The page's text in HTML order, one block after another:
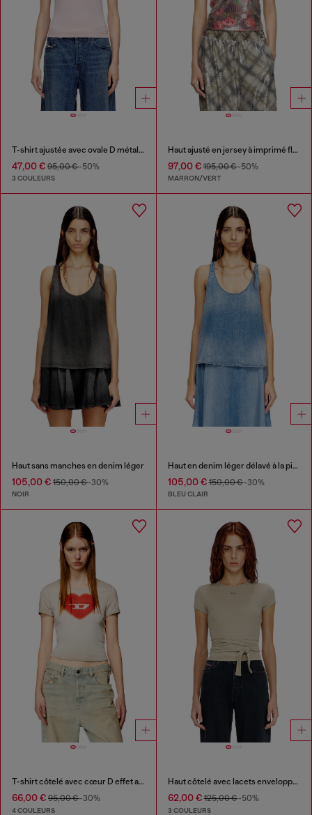
T-shirt ajustée avec ovale D métallique
47,00 € 95,00 €-50%
3 COULEURS
Haut ajusté en jersey à imprimé floral avec sequins
97,00 €195,00 €-50%
MARRON/VERT
Haut sans manches en denim léger
105,00 € 150,00 €-30%
NOIR
Haut en denim léger délavé à la pierre
105,00 €150,00 €-30%
BLEU CLAIR
T-shirt côtelé avec cœur D effet aquarelle
66,00 € 95,00 €-30%
4 COULEURS
Haut côtelé avec lacets enveloppants
62,00 €125,00 €-50%
3 COULEURS